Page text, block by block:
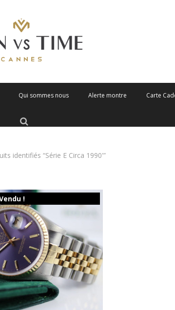
Qui sommes nous Alerte montre Carte
identifiés “Série E Circa 1990'”
!